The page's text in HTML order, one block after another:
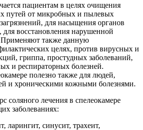
пациентам в целях очищения
путей от микробных и пылевых
для насыщения органов
восстановления нарушенной
также данную
целях, против вирусных и
гриппа, простудных заболеваний,
и респираторных болезней.
полезно также для людей,
и хроническими кожными болезнями.
соляного лечения в спелеокамере
заболеваниях:
ларингит, синусит, трахеит,